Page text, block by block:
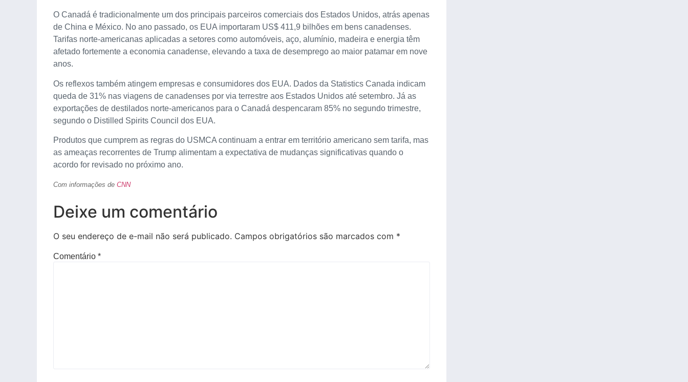
O Canadá é tradicionalmente um dos principais parceiros comerciais dos Estados Unidos, atrás apenas
de China e México. No ano passado, os EUA importaram US$ 411,9 bilhões em bens canadenses.
Tarifas norte-americanas aplicadas a setores como automóveis, aço, alumínio, madeira e energia têm
afetado fortemente a economia canadense, elevando a taxa de desemprego ao maior patamar em nove
anos.
Os reflexos também atingem empresas e consumidores dos EUA. Dados da Statistics Canada indicam
queda de 31% nas viagens de canadenses por via terrestre aos Estados Unidos até setembro. Já as
exportações de destilados norte-americanos para o Canadá despencaram 85% no segundo trimestre,
segundo o Distilled Spirits Council dos EUA.
Produtos que cumprem as regras do USMCA continuam a entrar em território americano sem tarifa, mas
as ameaças recorrentes de Trump alimentam a expectativa de mudanças significativas quando o
acordo for revisado no próximo ano.
Com informações de CNN
Deixe um comentário
O seu endereço de e-mail não será publicado. Campos obrigatórios são marcados com *
Comentário *